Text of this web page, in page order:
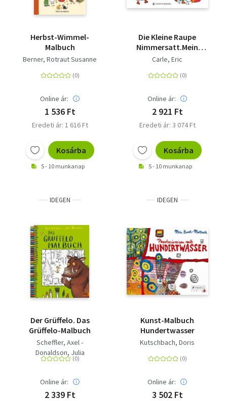
Livre de poche
Orosz zsebkönyvek
Calendar
Kalender
Egyéb idegen nyelvű
Ajándékutalványok
Adomány
Herbst-Wimmel-
Malbuch
Berner, Rotraut Susanne
Online ár:
1 536 Ft
Eredeti ár: 1 616 Ft
Kosárba
5 - 10 munkanap
Die Kleine Raupe
Nimmersatt.Mein
Malbuch
Carle, Eric
Online ár:
2 921 Ft
Eredeti ár: 3 074 Ft
Kosárba
5 - 10 munkanap
IDEGEN
Der Grüffelo. Das
Grüffelo-Malbuch
Scheffler, Axel -
Donaldson, Julia
Online ár:
2 339 Ft
IDEGEN
Kunst-Malbuch
Hundertwasser
Kutschbach, Doris
Online ár:
3 502 Ft